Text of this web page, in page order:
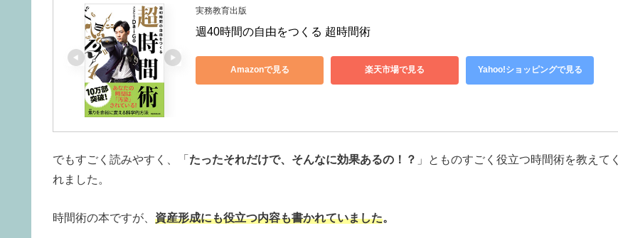
実務教育出版
週40時間の自由をつくる 超時間術
Amazonで見る 楽天市場で見る Yahoo!ショッピングで見る
でもすごく読みやすく、「 たったそれだけで、そんなに効果あるの！？ 」とものすごく役立つ時間術を教えてく
れました。
時間術の本ですが、 資産形成にも役立つ内容も書かれていました。